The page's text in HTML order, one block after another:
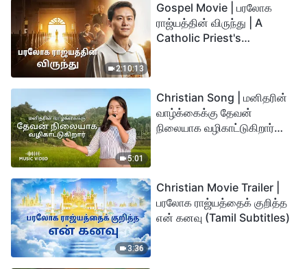
2:10:13
Gospel Movie | பரலோக
ராஜ்யத்தின் விருந்து | A
Catholic Priest's
5:01
Christian Song | மனிதரின்
வாழ்க்கைக்கு தேவன்
நிலையாக வழிகாட்டுகிறார்
3:36
Christian Movie Trailer |
பரலோக ராஜ்யத்தைக் குறித்த
என் கனவு (Tamil Subtitles)